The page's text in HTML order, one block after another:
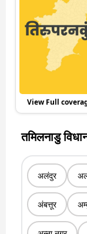
View Full
तमिलनाडु
अलंदुर
अंबत्तूर